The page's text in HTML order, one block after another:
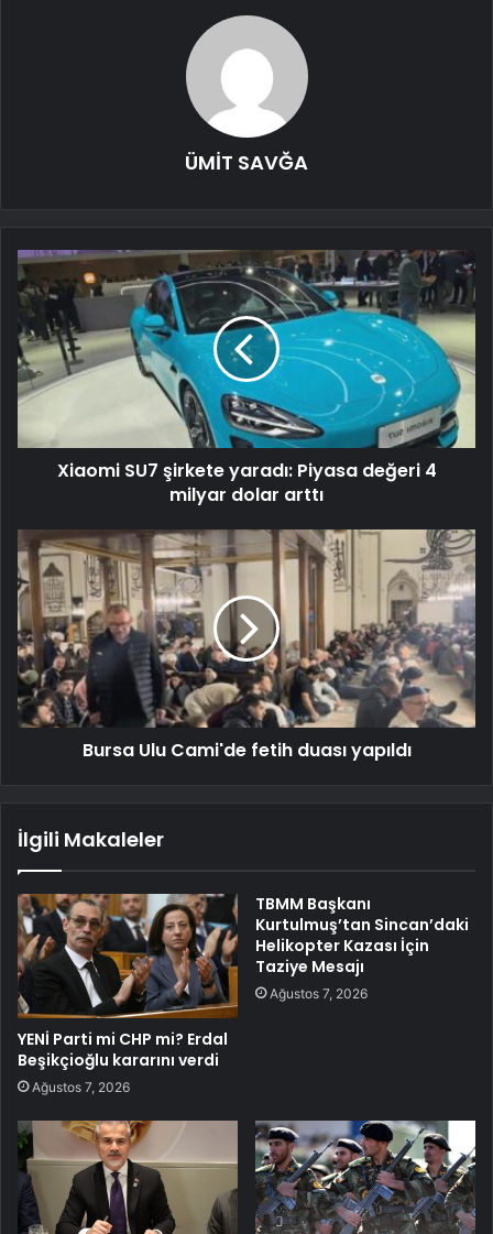
ÜMİT SAVĞA
Xiaomi SU7 şirkete yaradı: Piyasa değeri 4
milyar dolar arttı
Bursa Ulu Cami'de fetih duası yapıldı
İlgili Makaleler
YENİ Parti mi CHP mi? Erdal
Beşikçioğlu kararını verdi
Ağustos 7, 2026
TBMM Başkanı
Kurtulmuş’tan Sincan’daki
Helikopter Kazası İçin
Taziye Mesajı
Ağustos 7, 2026